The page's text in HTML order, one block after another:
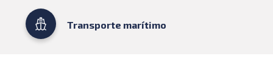
Transporte marítimo